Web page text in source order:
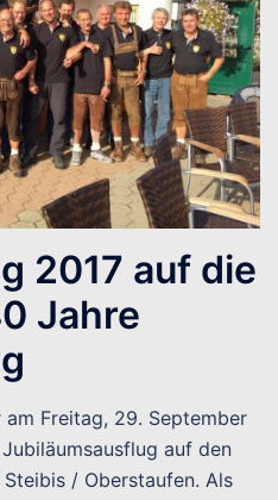
2017 auf die
Jahre
Freitag, 29. September
auf den
/ Oberstaufen. Als